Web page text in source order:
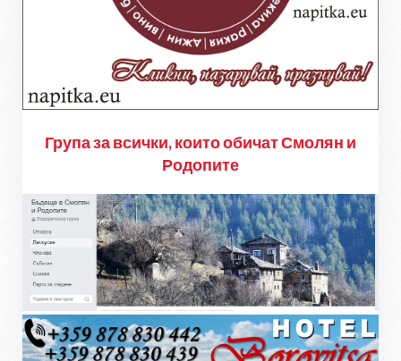
Група за всички, които обичат Смолян и
Родопите